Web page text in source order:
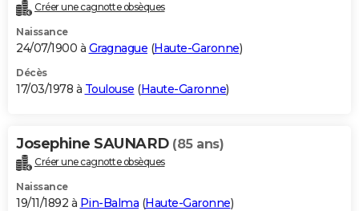
Créer une cagnotte obsèques
Naissance
24/07/1900 à Gragnague (Haute-Garonne)
Décès
17/03/1978 à Toulouse (Haute-Garonne)
Josephine SAUNARD (85 ans)
Créer une cagnotte obsèques
Naissance
19/11/1892 à Pin-Balma (Haute-Garonne)